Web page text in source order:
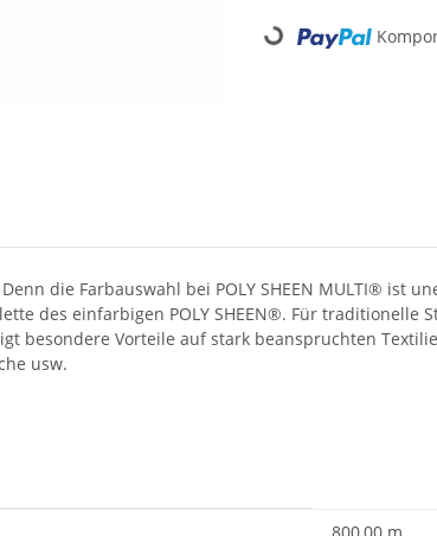
Loading...
die Farbauswahl bei POLY SHEEN MULTI®
des einfarbigen POLY SHEEN®. Für traditionelle
besondere Vorteile auf stark beanspruchten
usw.